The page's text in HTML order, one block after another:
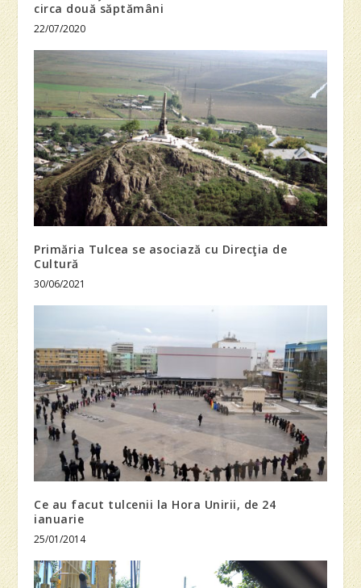
circa două săptămâni
22/07/2020
Primăria Tulcea se asociază cu Direcţia de
Cultură
30/06/2021
Ce au facut tulcenii la Hora Unirii, de 24
ianuarie
25/01/2014